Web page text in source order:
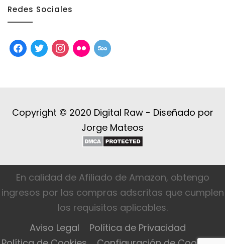
Redes Sociales
facebook
twitterinstagram
flickr 500px
Copyright © 2020 Digital Raw - Diseñado por
Jorge Mateos
En calidad de Afiliado de Amazon, obtengo
ingresos por las compras adscritas que cumplen
los requisitos aplicables.
Aviso Legal
Política de Privacidad